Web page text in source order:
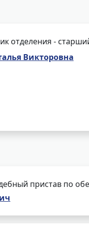
отделения -
Викторовна
пристав по